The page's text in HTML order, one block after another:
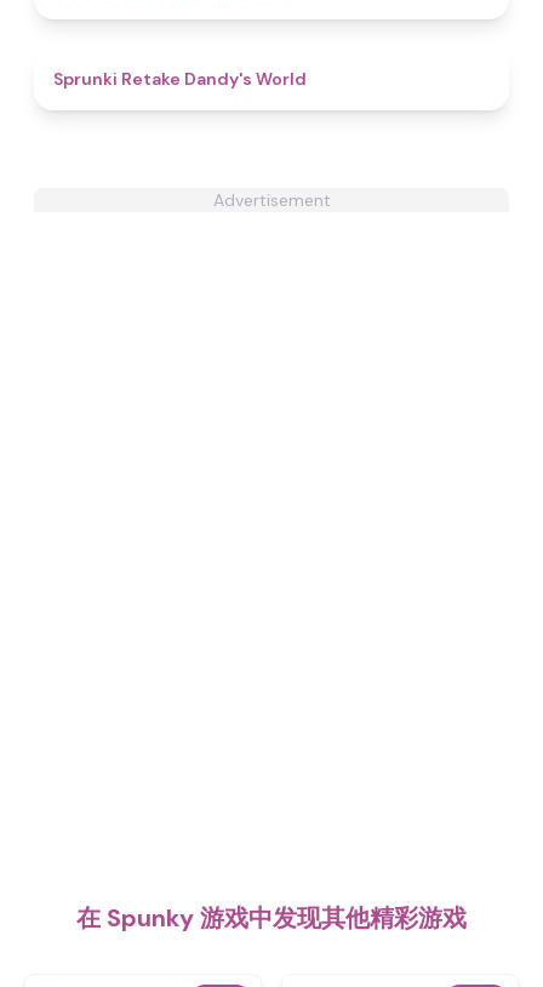
Sprunki Retake Dandy's World
Advertisement
在 Spunky 游戏中发现其他精彩游戏